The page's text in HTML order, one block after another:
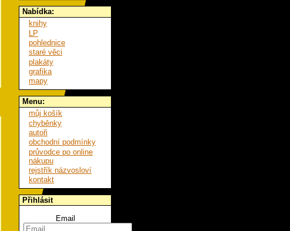
Nabídka:
knihy
LP
pohlednice
staré věci
plakáty
grafika
mapy
Menu:
můj košík
chyběnky
autoři
obchodní podmínky
průvodce po online
nákupu
rejstřík názvosloví
kontakt
Přihlásit
Email